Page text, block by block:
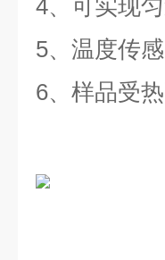
4、可实现
5、温度传
6、样品受